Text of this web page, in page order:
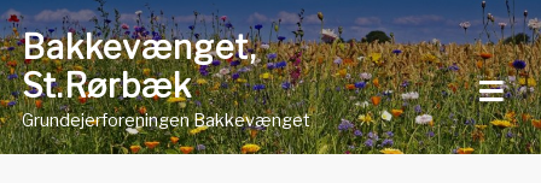
Skip
to
content
Bakkevænget,
St.Rørbæk
Grundejerforeningen Bakkevænget